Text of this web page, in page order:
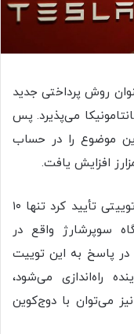
روش پرداختی جدید
می‌پذیرد. پس
این موضوع را در حساب
افزایش یافت.
رایان ظهوری، بنیان‌گذار کنسول تسلا، در توییتی تأیید کرد تنها ۱۰
سوپرشارژ واقع در
در پاسخ به این توییت
راه‌اندازی می‌شود،
می‌توان با دوج‌‌کوین